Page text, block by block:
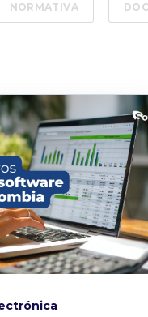
NORMATIVA